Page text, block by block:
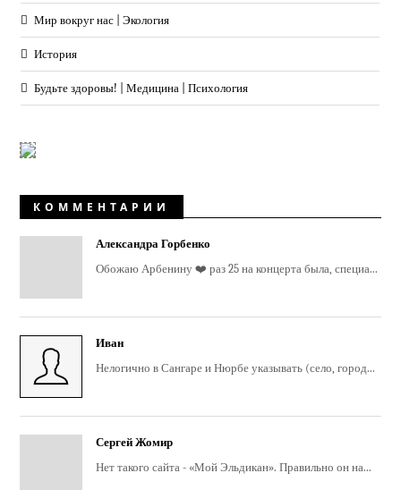
Мир вокруг нас | Экология
История
Будьте здоровы! | Медицина | Психология
КОММЕНТАРИИ
Александра Горбенко
Обожаю Арбенину ❤️ раз 25 на концерта была, специа...
Иван
Нелогично в Сангаре и Нюрбе указывать (село, город...
Сергей Жомир
Нет такого сайта - «Мой Эльдикан». Правильно он на...